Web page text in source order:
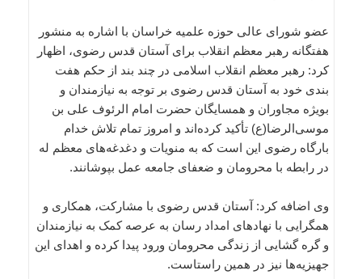
عضو شورای عالی حوزه علمیه خراسان با اشاره به منشور
هفتگانه رهبر معظم انقلاب برای آستان قدس رضوی، اظهار
کرد: رهبر معظم انقلاب اسلامی در چند بند از حکم هفت
بندی خود به آستان قدس رضوی بر توجه به نیازمندان و
بویژه مجاوران و همسایگان حضرت امام الرئوف علی بن
موسی‌الرضا(ع) تأکید کرده‌اند و امروز تمام تلاش خدام
بارگاه رضوی این است که به منویات و دغدغه‌های معظم له
در رابطه با محرومان و ضعفای جامعه عمل بپوشانند.
وی اضافه کرد: آستان قدس رضوی با مشارکت، همکاری و
همگرایی با نهادهای امداد رسان به عرصه کمک به نیازمندان
و گره گشایی از زندگی محرومان ورود پیدا کرده و اهدای این
جهیزیه‌ها نیز در همین راستاست.